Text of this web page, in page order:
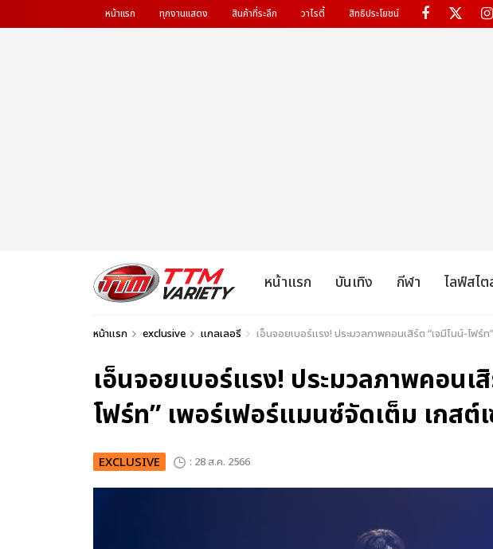
หน้าแรก ทุกงานแสดง สินค้าที่ระลึก วาไรตี้ สิทธิประโยชน์
หน้าแรก บันเทิง กีฬา ไลฟ์สไ
หน้าแรก exclusive แกลเลอรี เอ็นจอยเบอร์แรง! ประมวลภาพคอนเสิร์ต “เจมีไนน์-โฟร์
เอ็นจอยเบอร์แรง! ประมวลภาพคอนเ
โฟร์ท” เพอร์เฟอร์แมนซ์จัดเต็ม เกสต์
EXCLUSIVE : 28 ส.ค. 2566